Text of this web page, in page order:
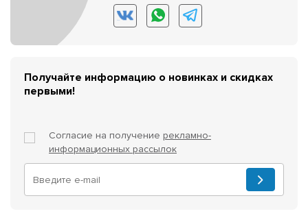
Получайте информацию о новинках и скидках
первыми!
Согласие на получение рекламно-
информационных рассылок